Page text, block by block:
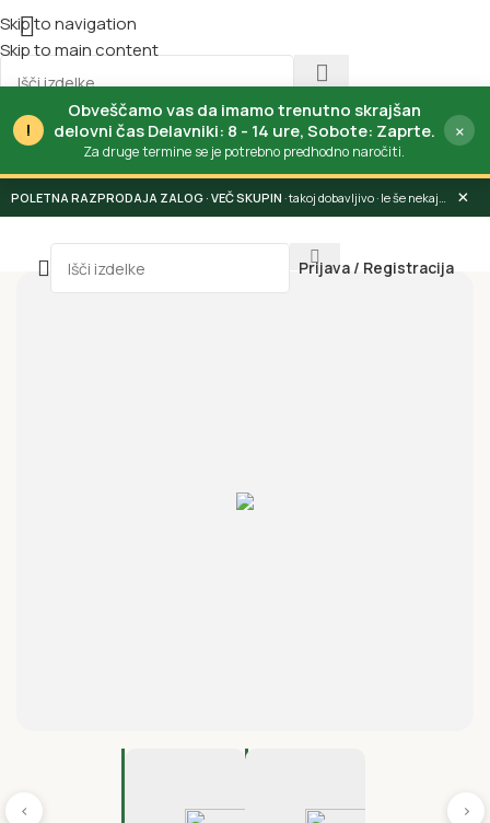
!
Obveščamo vas da imamo trenutno skrajšan
delovni čas Delavniki: 8 - 14 ure, Sobote: Zaprte.
Za druge termine se je potrebno predhodno naročiti.
×
POLETNA RAZPRODAJA ZALOG · takoj dobavljivo · le še nekaj dni ×
Skip to navigation
Skip to main content
Prijava / Registracija
‹ ›